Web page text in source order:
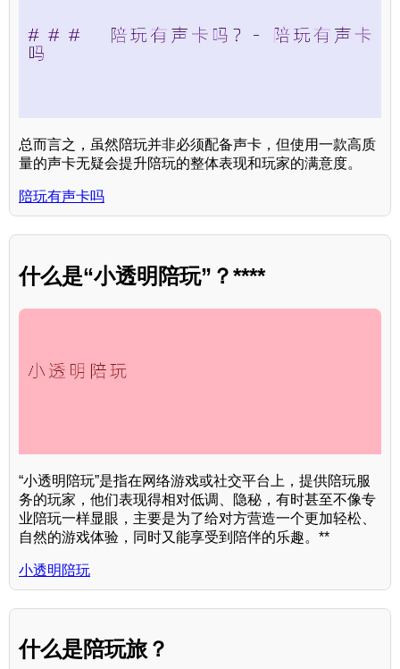
总而言之，虽然陪玩并非必须配备声卡，但使用一款高质
量的声卡无疑会提升陪玩的整体表现和玩家的满意度。
陪玩有声卡吗
什么是“小透明陪玩”？****
“小透明陪玩”是指在网络游戏或社交平台上，提供陪玩服
务的玩家，他们表现得相对低调、隐秘，有时甚至不像专
业陪玩一样显眼，主要是为了给对方营造一个更加轻松、
自然的游戏体验，同时又能享受到陪伴的乐趣。**
小透明陪玩
什么是陪玩旅？